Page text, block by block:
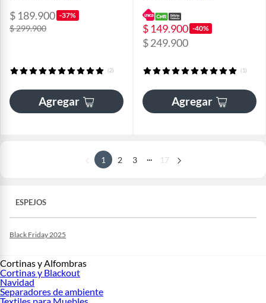
$ 189.900 -37%
$ 299.900
(2)
Agregar
$ 149.900 -40%
$ 249.900
(1)
Agregar
1 2 3 ... 17
ESPEJOS
Black Friday 2025
Cortinas y Alfombras
Cortinas y Blackout
Navidad
Separadores de ambiente